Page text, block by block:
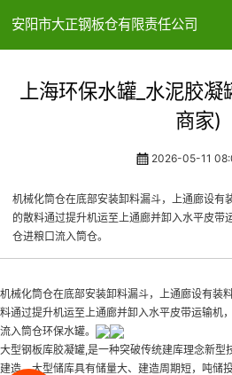
安阳市大正钢板仓有限责任公司
上海环保水罐_水泥胶
商家)
2026-05-11
机械化筒仓在底部安装卸料漏斗，上通廊设有
的散料通过提升机运至上通廊并卸入水平皮带
仓进粮口流入筒仓。
机械化筒仓在底部安装卸料漏斗，上通廊设有装
料通过提升机运至上通廊并卸入水平皮带运输机
流入筒仓环保水罐。
大型钢板库胶凝罐,是一种突破传统建库理念新型
建造，大型储库具有储量大、建造周期短，吨储